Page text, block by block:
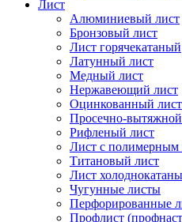
Лист
Алюминиевый лист
Бронзовый лист
Лист горячекатаный
Латунный лист
Медный лист
Нержавеющий лист
Оцинкованный лист
Просечно-
Рифленый лист
Лист с полимерным
Титановый лист
Лист
Чугунные листы
Перфорированные
Профлист